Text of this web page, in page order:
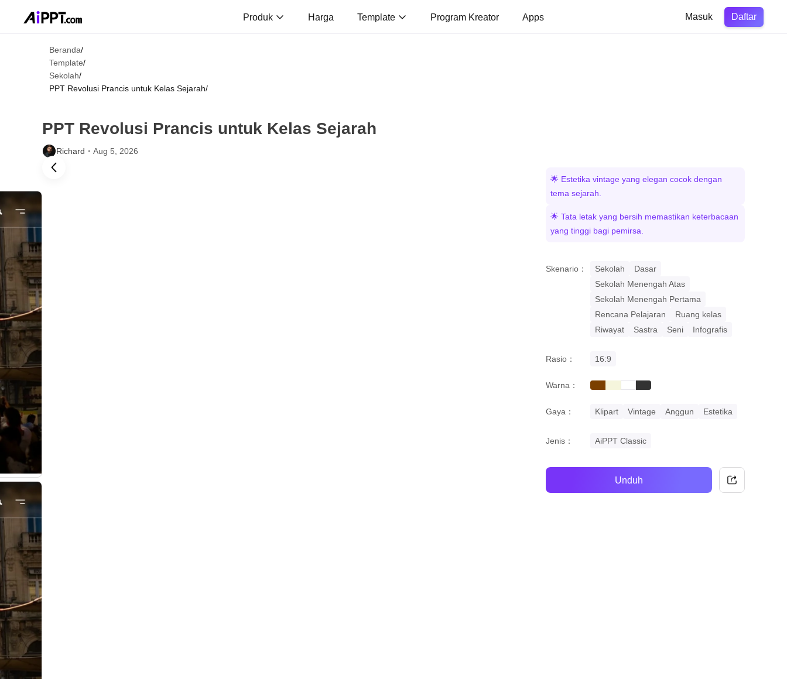
Produk Harga Template Program Kreator Apps Masuk Daftar
Beranda/
Template/
Sekolah/
PPT Revolusi Prancis untuk Kelas Sejarah/
PPT Revolusi Prancis untuk Kelas Sejarah
Richard・ Aug 5, 2026
🌟 Estetika vintage yang elegan cocok dengan
tema sejarah.
🌟 Tata letak yang bersih memastikan keterbacaan
yang tinggi bagi pemirsa.
Skenario： Sekolah
Dasar
Sekolah Menengah Atas
Sekolah Menengah Pertama
Rencana Pelajaran
Ruang kelas
Riwayat
Sastra Seni Infografis
Rasio： 16:9
Warna： brownbeigewhiteblack
Gaya： Klipart Vintage Anggun Estetika
Jenis： AiPPT Classic
Unduh